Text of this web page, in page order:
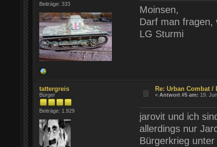
Beiträge: 333
Moinsen,
Darf man fragen,
LG Sturmi
tattergreis
Bürger
Beiträge: 1.929
Re: Urban Combat
«Antwort #5 am: 19.
jarovit und ich
allerdings nur
Bürgerkrieg